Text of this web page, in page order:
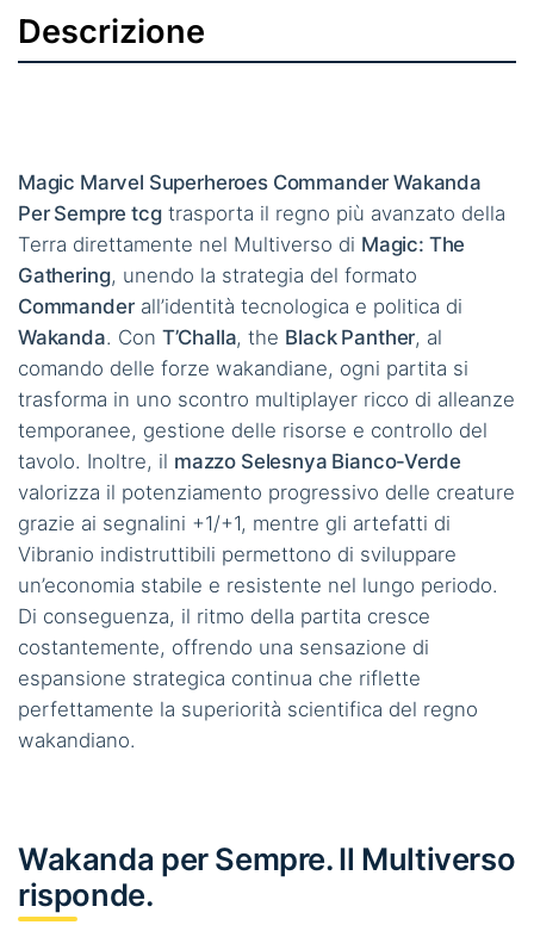
Descrizione
Magic Marvel Superheroes Commander Wakanda
Per Sempre tcgtrasporta il regno più avanzato della
Terra direttamente nel Multiverso di Magic: The
Gathering, unendo la strategia del formato
Commanderall’identità tecnologica e politica di
Wakanda. Con T’Challa, the Black Panther, al
comando delle forze wakandiane, ogni partita si
trasforma in uno scontro multiplayer ricco di alleanze
temporanee, gestione delle risorse e controllo del
tavolo. Inoltre, il mazzo Selesnya Bianco-Verde
valorizza il potenziamento progressivo delle creature
grazie ai segnalini +1/+1, mentre gli artefatti di
Vibranio indistruttibili permettono di sviluppare
un’economia stabile e resistente nel lungo periodo.
Di conseguenza, il ritmo della partita cresce
costantemente, offrendo una sensazione di
espansione strategica continua che riflette
perfettamente la superiorità scientifica del regno
wakandiano.
Wakanda per Sempre. Il Multiverso
risponde.